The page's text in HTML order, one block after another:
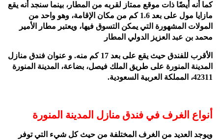
كما أنه أيضًا ذات موقع ممتاز لقربه من المطار، بينما سنجد أنه يقع
مازايا مول على بعد 1.6 كم من مكان الإقامة، وهو واحد من
المولات المشهورة التي يمكن التسوق فيها، ويعتبر مطار الأمير
محمد بن عبد العزيز الدولي المطار
الأقرب للفندق حيث يقع على بعد 17 كم منه.
و عنوان فندق منازل
المدينة المنورة على طريق الملك فيصل، بضاعة، المدينة المنورة
42311، المملكة
العربية السعودية.
أنواع الغرف في فندق منازل المدينة المنورة
ويوجد العديد من الغرف المختلفة من حيث كل شيء التي توفر